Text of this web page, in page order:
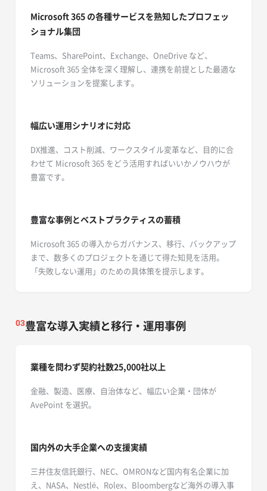
Microsoft 365 の各種サービスを熟知したプロフェッ
ショナル集団
Teams、SharePoint、Exchange、OneDrive など、
Microsoft 365 全体を深く理解し、連携を前提とした最適な
ソリューションを提案します。
幅広い運用シナリオに対応
DX推進、コスト削減、ワークスタイル変革など、目的に合
わせて Microsoft 365 をどう活用すればいいかノウハウが
豊富です。
豊富な事例とベストプラクティスの蓄積
Microsoft 365 の導入からガバナンス、移行、バックアップ
まで、数多くのプロジェクトを通じて得た知見を活用。
「失敗しない運用」のための具体策を提示します。
03豊富な導入実績と移行・運用事例
業種を問わず契約社数25,000社以上
金融、製造、医療、自治体など、幅広い企業・団体が
AvePoint を選択。
国内外の大手企業への支援実績
三井住友信託銀行、NEC、OMRONなど国内有名企業に加
え、NASA、Nestlé、Rolex、Bloombergなど海外の導入事